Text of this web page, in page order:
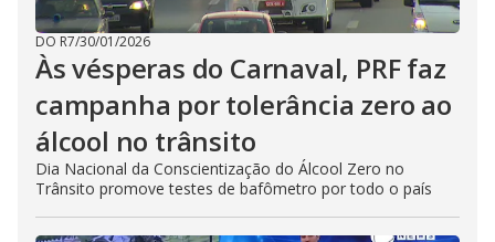
DO R7/30/01/2026
Às vésperas do Carnaval, PRF faz
campanha por tolerância zero ao
álcool no trânsito
Dia Nacional da Conscientização do Álcool Zero no
Trânsito promove testes de bafômetro por todo o país